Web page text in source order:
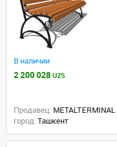
В наличии
2 200 028 UZS
Продавец: METALTERMINAL
город: Ташкент